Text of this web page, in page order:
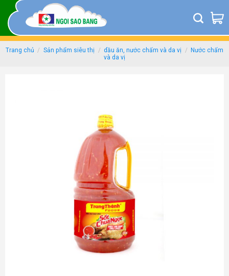
content
Trang chủ / Sản phẩm siêu thị / dầu ăn, nước chấm và da vị /
Nước chấm
và da vị